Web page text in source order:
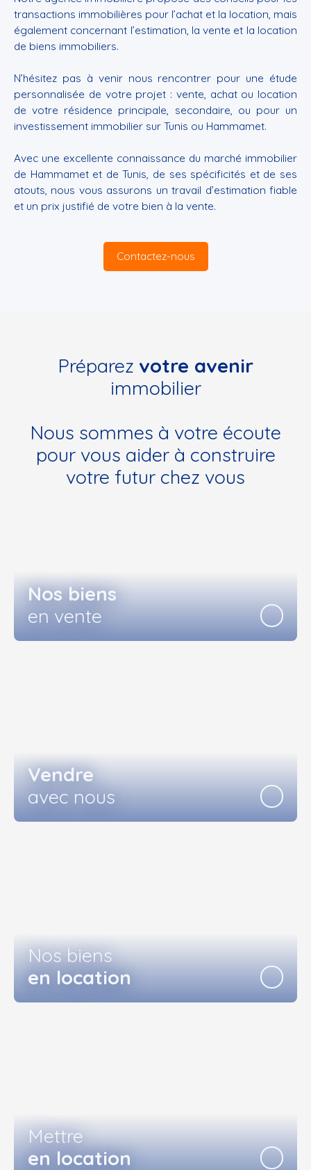
transactions immobilières pour l’achat et la location, mais
également concernant l’estimation, la vente et la location
de biens immobiliers.
N’hésitez pas à venir nous rencontrer pour une étude
personnalisée de votre projet : vente, achat ou location
de votre résidence principale, secondaire, ou pour un
investissement immobilier sur Tunis ou Hammamet.
Avec une excellente connaissance du marché immobilier
de Hammamet et de Tunis, de ses spécificités et de ses
atouts, nous vous assurons un travail d’estimation fiable
et un prix justifié de votre bien à la vente.
Contactez-nous
Préparez votre avenir
immobilier
Nous sommes à votre écoute
pour vous aider à construire
votre futur chez vous
Nos biens
en vente
Vendre
avec nous
Nos biens
en location
Mettre
en location